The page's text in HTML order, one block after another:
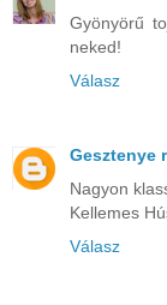
Gyönyörű
neked!
Válasz
Gesztenye
Nagyon
Kellemes
Válasz